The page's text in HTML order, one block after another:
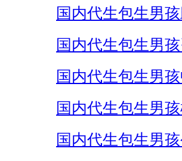
国内代生包生男
国内代生包生男
国内代生包生男
国内代生包生男
国内代生包生男孩